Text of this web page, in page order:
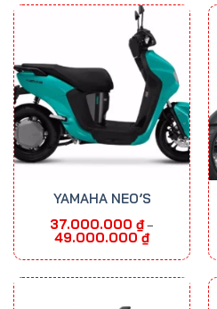
YAMAHA NEO’S
37.000.000 ₫ –
49.000.000 ₫Khoảng
giá:
37.000.000 ₫
đến
49.000.000 ₫